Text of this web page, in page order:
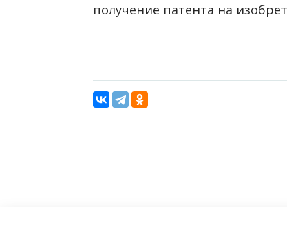
получение патента на